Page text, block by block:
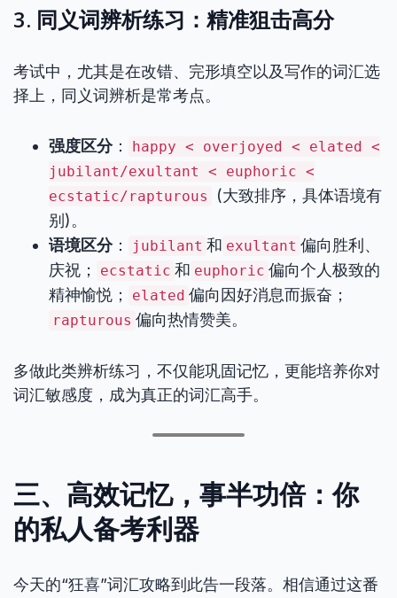
3. 同义词辨析练习：精准狙击高分
考试中，尤其是在改错、完形填空以及写作的词汇选
择上，同义词辨析是常考点。
强度区分：
happy < overjoyed < elated <
jubilant/exultant < euphoric <
ecstatic/rapturous
(大致排序，具体语境有
别)。
语境区分： jubilant 和 exultant 偏向胜利、
庆祝；
ecstatic 和 euphoric 偏向个人极致的
精神愉悦；
elated 偏向因好消息而振奋；
rapturous 偏向热情赞美。
多做此类辨析练习，不仅能巩固记忆，更能培养你对
词汇敏感度，成为真正的词汇高手。
三、高效记忆，事半功倍：你
的私人备考利器
今天的“狂喜”词汇攻略到此告一段落。相信通过这番